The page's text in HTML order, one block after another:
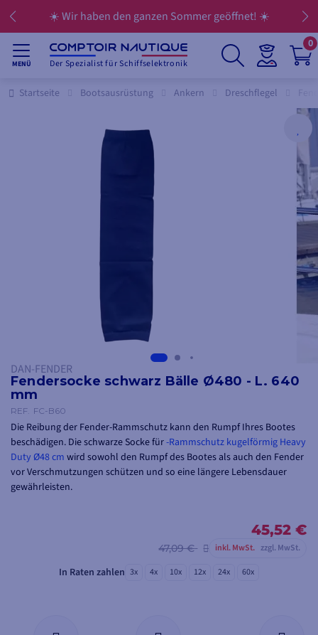
☀️ Wir haben den ganzen Sommer geöffnet! ☀️
MENÜ Der Spezialist für Schiffselektronik
0
Startseite Bootsausrüstung Ankern Dreschflegel
DAN-FENDER
Fendersocke schwarz Bälle Ø480 - L. 640
mm
REF. FC-B60
Die Reibung der Fender-Rammschutz kann den Rumpf Ihres Bootes
beschädigen. Die schwarze Socke für-Rammschutz kugelförmig Heavy
Duty Ø48 cm wird sowohl den Rumpf des Bootes als auch den Fender
vor Verschmutzungen schützen und so eine längere Lebensdauer
gewährleisten.
45,52 €
47,09 € inkl. MwSt. zzgl. MwSt.
In Raten zahlen 3x 4x 10x 12x 24x 60x